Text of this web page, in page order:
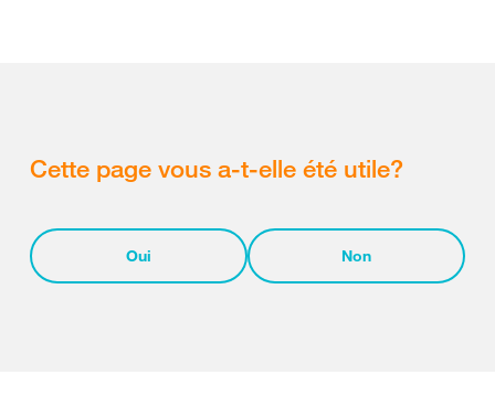
Cette page vous a-t-elle été utile?
Oui Non